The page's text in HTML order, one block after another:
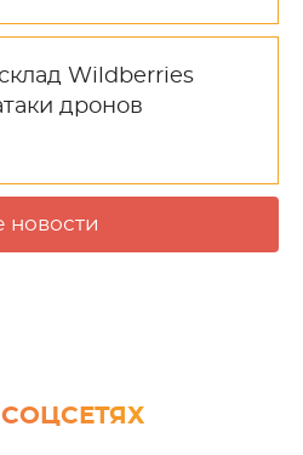
Wildberries
дронов
новости